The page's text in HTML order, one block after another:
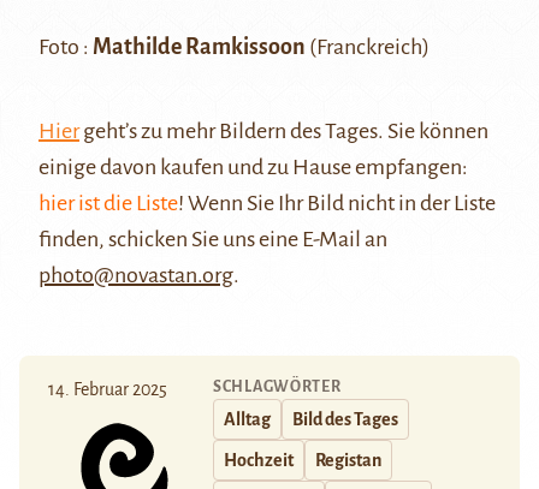
Foto : Mathilde Ramkissoon (Franckreich)
Hiergeht’s zu mehr Bildern des Tages. Sie können
einige davon kaufen und zu Hause empfangen:
hier ist die Liste! Wenn Sie Ihr Bild nicht in der Liste
finden, schicken Sie uns eine E-Mail an
photo@novastan.org.
14. Februar 2025 SCHLAGWÖRTER
Alltag Bild des Tages
Hochzeit Registan